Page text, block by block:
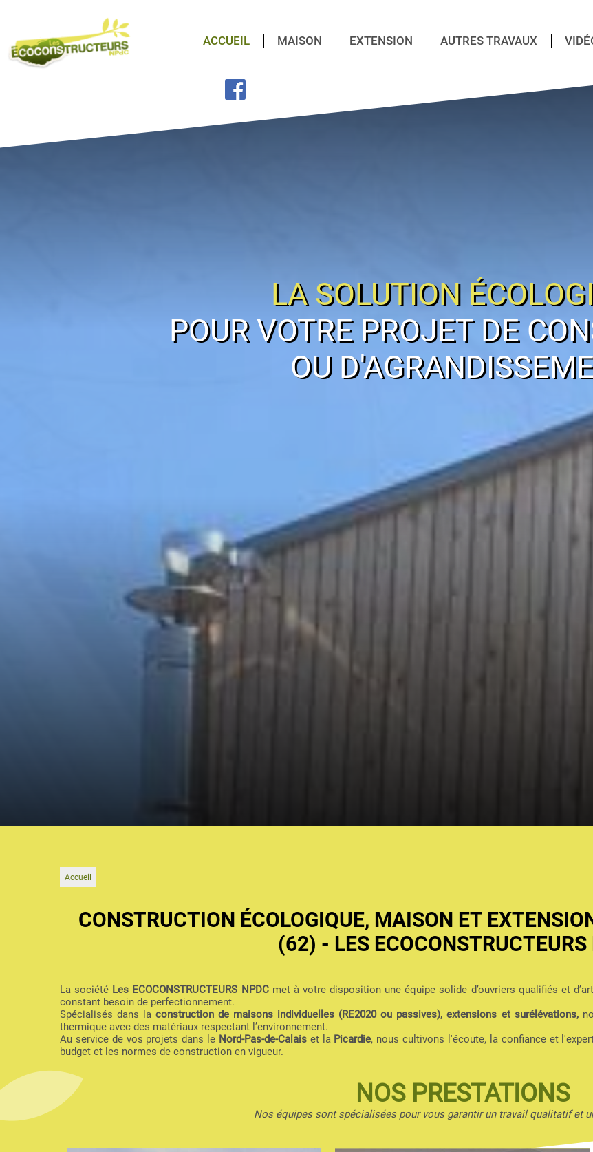
ACCUEIL MAISON EXTENSION AUTRES TRAVAUX
LA SOLUTION
POUR VOTRE PROJET DE
OU
Accueil
CONSTRUCTION ÉCOLOGIQUE, MAISON ET
(62) - LES ECOCONSTRUCTEURS
La société Les ECOCONSTRUCTEURS NPDCmet à votre disposition une équipe solide d’ouvriers qualifiés et
constant besoin de perfectionnement.
Spécialisés dans la construction de maisons individuelles (RE2020 ou passives), extensions et surélévations,
thermique avec des matériaux respectant l’environnement.
Au service de vos projets dans le Nord-Pas-de-Calaiset la Picardie, nous cultivons l'écoute, la confiance et
budget et les normes de construction en vigueur.
NOS PRESTATIONS
Nos équipes sont spécialisées pour vous garantir un travail qualitatif et